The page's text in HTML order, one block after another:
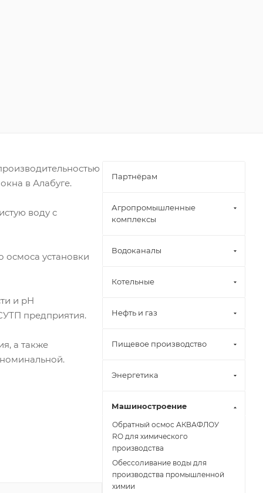
в Алабуге.
воду с
осмоса установки
и рН
предприятия.
а также
Партнёрам
Агропромышленные
комплексы
Водоканалы
Котельные
Нефть и газ
Пищевое производство
Энергетика
Машиностроение
Обратный осмос АКВАФЛОУ
RO для химического
производства
Обессоливание воды для
производства промышленной
химии